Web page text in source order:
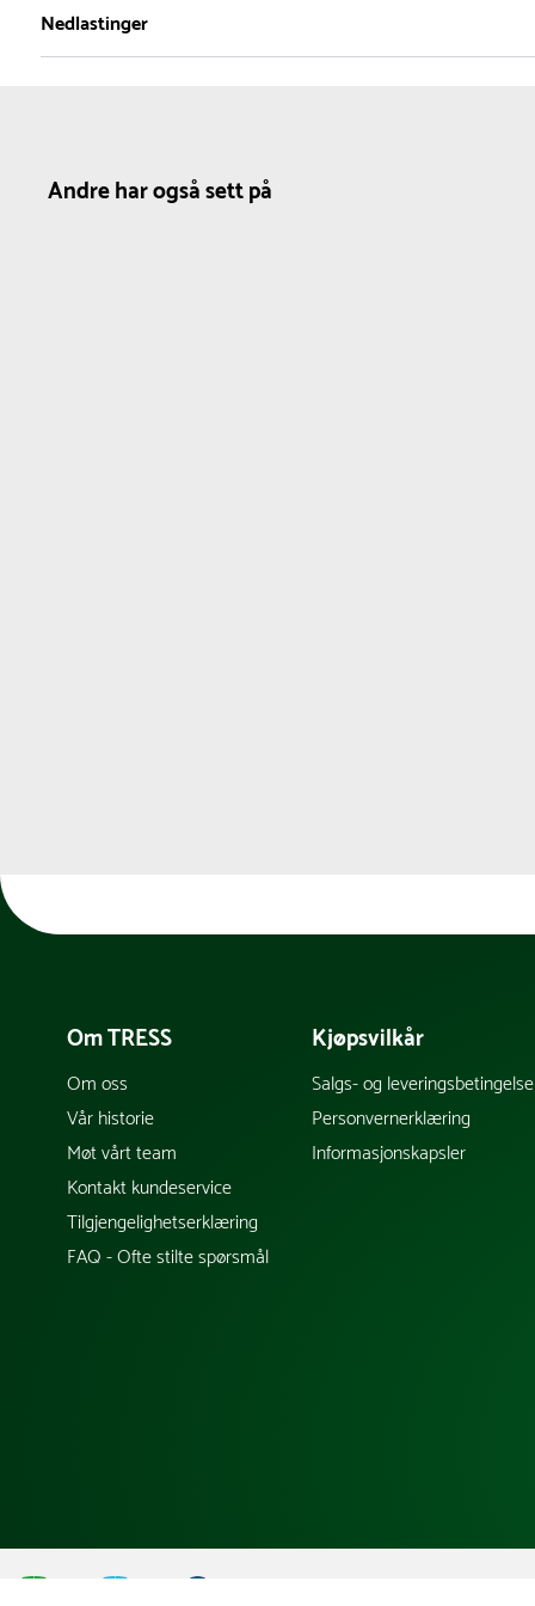
1
Serie
Circleline Stål 0.5 kg
Nedlastinger
Andre har også sett på
Om TRESS
Om oss
Vår historie
Møt vårt team
Kontakt kundeservice
Tilgjengelighetserklæring
FAQ - Ofte stilte spørsmål
Kjøpsvilkår
Salgs- og
Personvernerklæring
Informasjonskapsler